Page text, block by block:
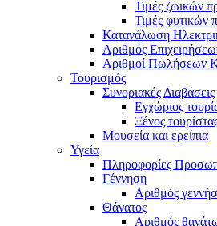
Τιμές ζωικών
Τιμές φυτικών
Κατανάλωση
Αριθμός
Αριθμοί Πωλήσεων
Τουρισμός
Συνοριακές Διαβάσεις
Εγχώριος
Ξένος
Μουσεία και ερείπια
Υγεία
Πληροφορίες
Γέννηση
Αριθμός
Θάνατος
Αριθμός